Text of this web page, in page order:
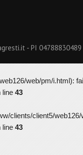
- PI
web/pm/i.html):
line43
clients/client5/
line43